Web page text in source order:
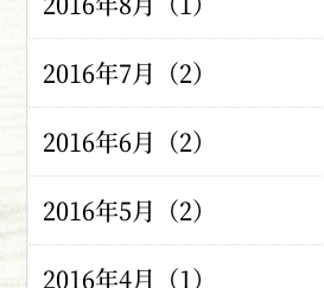
2016年7月（2）
2016年6月（2）
2016年5月（2）
2016年4月（1）